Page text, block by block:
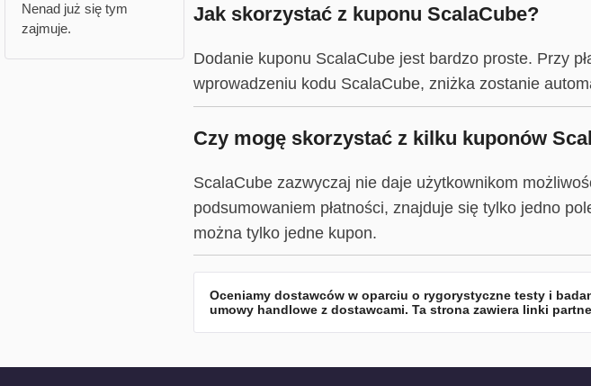
Nenad już się tym
zajmuje.
Jak skorzystać z kuponu ScalaCube?
Dodanie kuponu ScalaCube jest bardzo proste. Przy
wprowadzeniu kodu ScalaCube, zniżka zostanie
Czy mogę skorzystać z kilku kuponów
ScalaCube zazwyczaj nie daje użytkownikom
podsumowaniem płatności, znajduje się tylko jedno
można tylko jedne kupon.
Oceniamy dostawców w oparciu o rygorystyczne testy i
umowy handlowe z dostawcami. Ta strona zawiera linki